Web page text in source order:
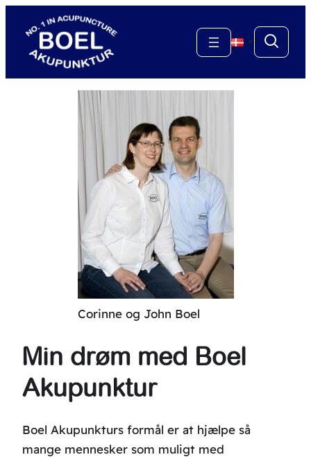
indhold
▼
Corinne og John Boel
Min drøm med Boel
Akupunktur
Boel Akupunkturs formål er at hjælpe så
mange mennesker som muligt med